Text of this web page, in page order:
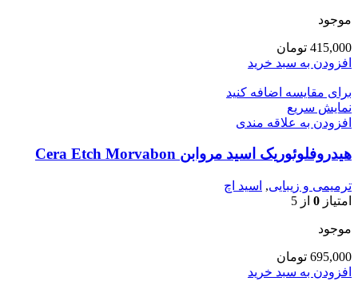
موجود
415,000 تومان
افزودن به سبد خرید
برای مقایسه اضافه کنید
نمایش سریع
افزودن به علاقه مندی
هیدروفلوئوریک اسید مروابن Cera Etch Morvabon
ترمیمی و زیبایی, اسید اچ
امتیاز 0 از 5
موجود
695,000 تومان
افزودن به سبد خرید